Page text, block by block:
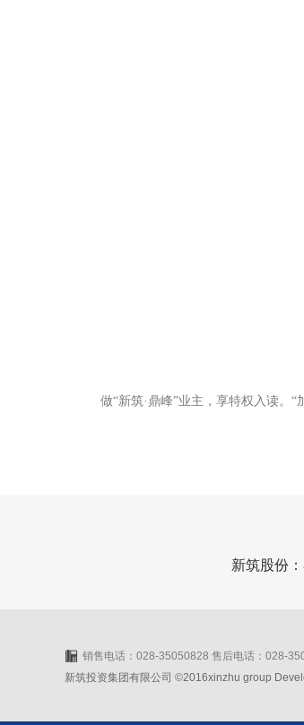
做“新筑·鼎峰”业主，享特权入读。“
新筑股份
销售电话：028-35050828 售后电话：028-
新筑投资集团有限公司 ©2016xinzhu group